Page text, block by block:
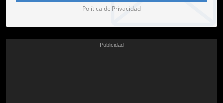
Política de Privacidad